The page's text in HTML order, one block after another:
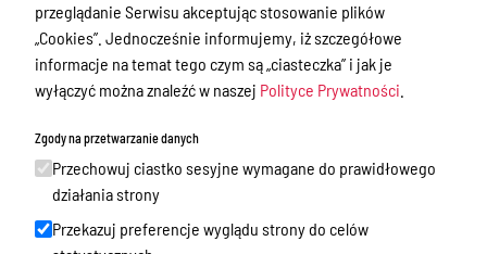
Starostwo Powiatowe
Zbycie, użytkowanie wieczyste, najem,
dzierżawa, użyczenie
Sprawy załatwiane internetowo
Oświadczenia majątkowe
e-Puap/ e-Doręczenia
przeglądanie Serwisu akceptując stosowanie plików
„Cookies”. Jednocześnie informujemy, iż szczegółowe
informacje na temat tego czym są „ciasteczka” i jak je
wyłączyć można znaleźć w naszej Polityce Prywatności
Zgody na przetwarzanie danych
Przechowuj ciastko sesyjne wymagane do prawidłowego
działania strony
Przekazuj preferencje wyglądu strony do celów